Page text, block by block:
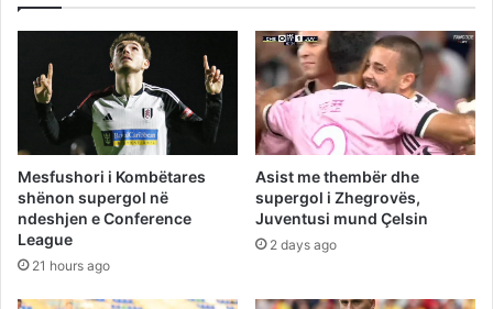
Mesfushori i Kombëtares
shënon supergol në
ndeshjen e Conference
League
21 hours ago
Asist me thembër dhe
supergol i Zhegrovës,
Juventusi mund Çelsin
2 days ago